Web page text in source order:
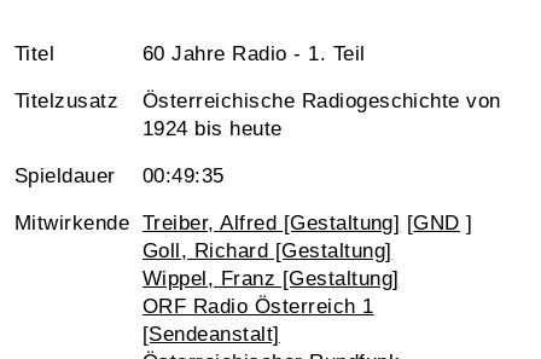
Titel 60 Jahre Radio - 1. Teil
Titelzusatz
Österreichische Radiogeschichte von
1924 bis heute
Spieldauer 00:49:35
Mitwirkende Treiber, Alfred [Gestaltung] [GND ]
Goll, Richard [Gestaltung]
Wippel, Franz [Gestaltung]
ORF Radio Österreich 1
[Sendeanstalt]